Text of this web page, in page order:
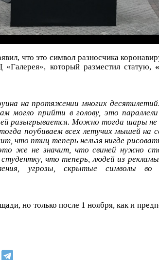
что это символ разносчика
который разместил статую,
на протяжении многих
могло прийти в голову, это
разыгрывается. Можно тогда шары не
поубиваем всех летучих мышей на
что птиц теперь нельзя нигде
же не значит, что свиней нужно
студентку, что теперь, людей из
угрозы, скрытые символы
но только после 1 ноября, как и